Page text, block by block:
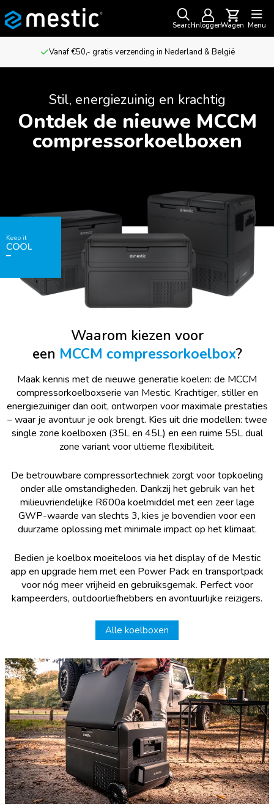
SearchInloggenWagen Menu
Voor outdoor avonturiers & kampeerliefhebbers
Stil, energiezuinig en krachtig
Ontdek de nieuwe MCCM
compressorkoelboxen
Waarom kiezen voor
een MCCM compressorkoelbox?
Maak kennis met de nieuwe generatie koelen: de MCCM
compressorkoelboxserie van Mestic. Krachtiger, stiller en
energiezuiniger dan ooit, ontworpen voor maximale prestaties
– waar je avontuur je ook brengt. Kies uit drie modellen: twee
single zone koelboxen (35L en 45L) en een ruime 55L dual
zone variant voor ultieme flexibiliteit.
De betrouwbare compressortechniek zorgt voor topkoeling
onder alle omstandigheden. Dankzij het gebruik van het
milieuvriendelijke R600a koelmiddel met een zeer lage
GWP-waarde van slechts 3, kies je bovendien voor een
duurzame oplossing met minimale impact op het klimaat.
Bedien je koelbox moeiteloos via het display of de Mestic
app en upgrade hem met een Power Pack en transportpack
voor nóg meer vrijheid en gebruiksgemak. Perfect voor
kampeerders, outdoorliefhebbers en avontuurlijke reizigers.
Alle koelboxen